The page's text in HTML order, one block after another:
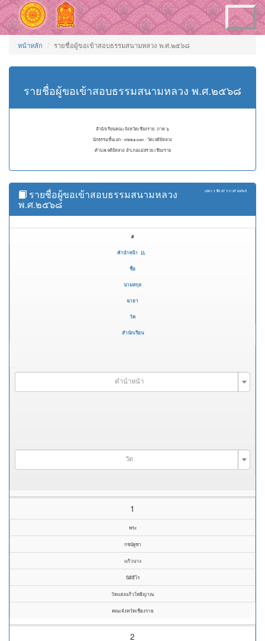
Toggle
navigation
หน้าหลัก รายชื่อผู้ขอเข้าสอบธรรมสนามหลวง พ.ศ.๒๕๖๘
รายชื่อผู้ขอเข้าสอบธรรมสนามหลวง พ.ศ.๒๕๖๘
สำนักเรียนคณะจังหวัดเชียงราย ภาค ๖
นักธรรมชั้นเอก - ๓๒๒๑๐๐๓ - วัดเจดีย์หลวง
ตำบลเจดีย์หลวง อำเภอแม่สรวย เชียงราย
แสดง 1 ถึง 27 จาก 27 ผลลัพธ์
รายชื่อผู้ขอเข้าสอบธรรมสนามหลวง
พ.ศ.๒๕๖๘
#
คำนำหน้า
ชื่อ
นามสกุล
ฉายา
วัด
สำนักเรียน
คำนำหน้า
วัด
1
พระ
กชนัฐชา
แก้วนาง
นิติธีโร
วัดแสงแก้วโพธิญาณ
คณะจังหวัดเชียงราย
2